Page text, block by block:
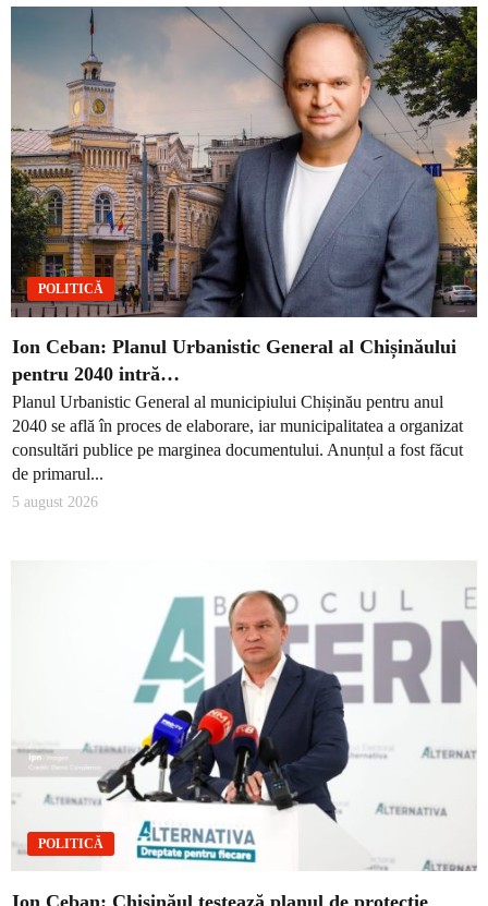
POLITICĂ
Ion Ceban: Planul Urbanistic General al Chișinăului
pentru 2040 intră…
Planul Urbanistic General al municipiului Chișinău pentru anul
2040 se află în proces de elaborare, iar municipalitatea a organizat
consultări publice pe marginea documentului. Anunțul a fost făcut
de primarul...
5 august 2026
POLITICĂ
Ion Ceban: Chișinăul testează planul de protecție